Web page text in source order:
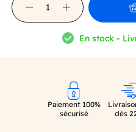
En stock -
Paiement 100%
sécurisé
dès